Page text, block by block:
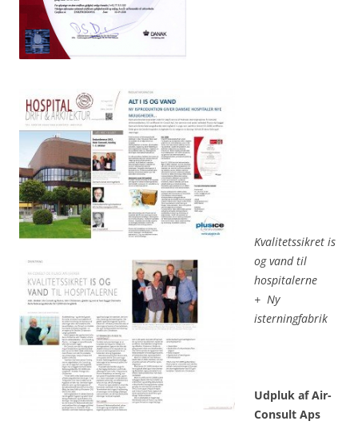
Kvalitetssikret is
og vand til
hospitalerne
+ Ny
isterningfabrik
Udpluk af Air-
Consult Aps